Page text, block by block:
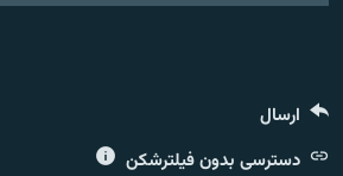
ارسال
دسترسی بدون فیلترشکن